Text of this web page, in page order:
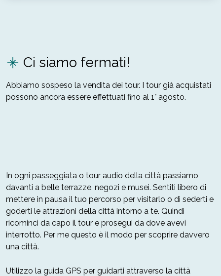
Ci siamo fermati!
Abbiamo sospeso la vendita dei tour. I tour già acquistati
possono ancora essere effettuati fino al 1° agosto.
In ogni passeggiata o tour audio della città passiamo
davanti a belle terrazze, negozi e musei. Sentiti libero di
mettere in pausa il tuo percorso per visitarlo o di sederti e
goderti le attrazioni della città intorno a te. Quindi
ricominci da capo il tour e prosegui da dove avevi
interrotto. Per me questo è il modo per scoprire davvero
una città.
Utilizzo la guida GPS per guidarti attraverso la città